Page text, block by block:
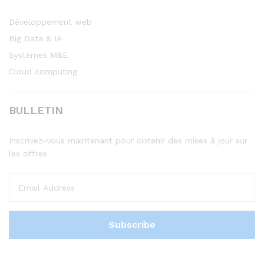
Développement web
Big Data & IA
Systèmes M&E
Cloud computing
BULLETIN
Inscrivez-vous maintenant pour obtenir des mises à jour sur
les offres